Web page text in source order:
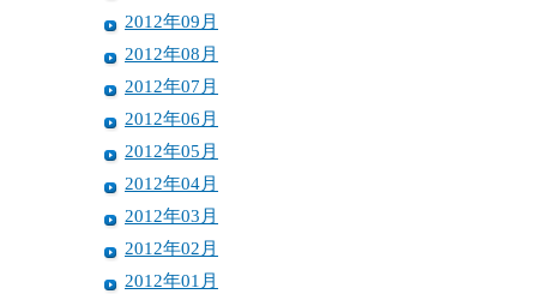
2012年09月
2012年08月
2012年07月
2012年06月
2012年05月
2012年04月
2012年03月
2012年02月
2012年01月